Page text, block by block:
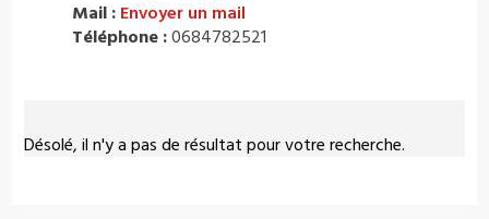
Désolé, il n'y a pas de résultat pour votre recherche.
Mail : Envoyer un mail
Téléphone :0684782521